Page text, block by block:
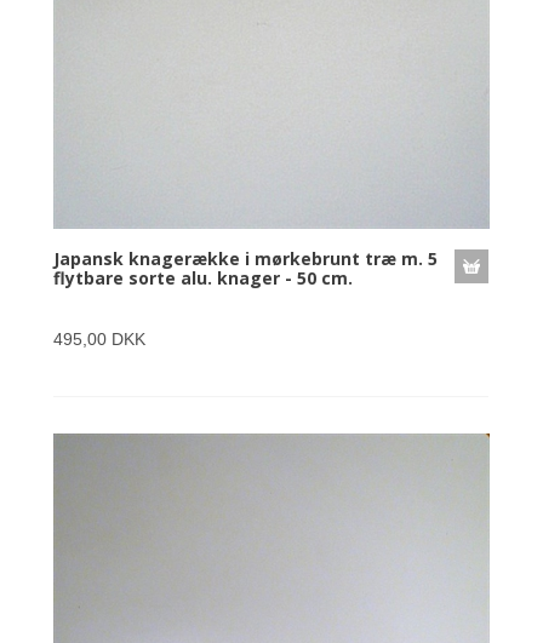
Japansk knagerække i mørkebrunt træ m. 5
flytbare sorte alu. knager - 50 cm.
495,00 DKK